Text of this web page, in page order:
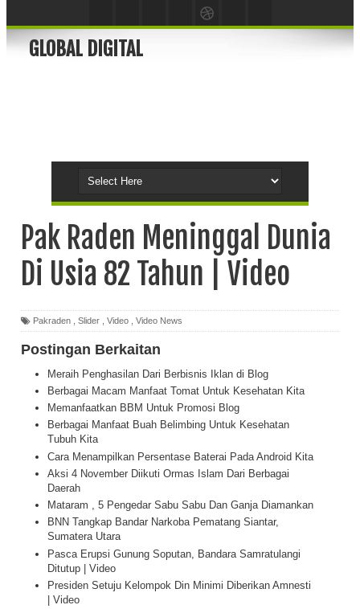
GLOBAL DIGITAL
Pak Raden Meninggal Dunia
Di Usia 82 Tahun | Video
Pakraden Slider Video Video News
Postingan Berkaitan
Meraih Penghasilan Dari Berbisnis Iklan di Blog
Berbagai Macam Manfaat Tomat Untuk Kesehatan Kita
Memanfaatkan BBM Untuk Promosi Blog
Berbagai Manfaat Buah Belimbing Untuk Kesehatan
Tubuh Kita
Cara Menampilkan Persentase Baterai Pada Android Kita
Aksi 4 November Diikuti Ormas Islam Dari Berbagai
Daerah
Mataram , 5 Pengedar Sabu Sabu Dan Ganja Diamankan
BNN Tangkap Bandar Narkoba Pematang Siantar,
Sumatera Utara
Pasca Erupsi Gunung Soputan, Bandara Samratulangi
Ditutup | Video
Presiden Setuju Kelompok Din Minimi Diberikan Amnesti
| Video